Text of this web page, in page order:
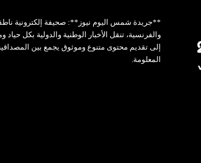
**جريدة شمس اليوم نيوز**: صحيفة إلكترونية
والفرنسية، تنقل الأخبار الوطنية والدولية بكل
إلى تقديم محتوى متنوع وموثوق يجمع بين
المعلومة.